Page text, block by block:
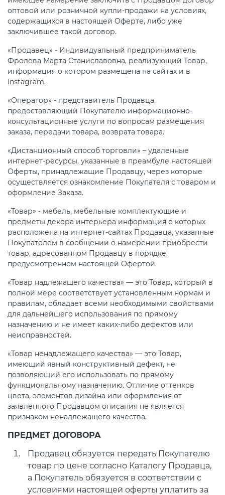
оптовой или розничной купли-продажи на условиях,
содержащихся в настоящей Оферте, либо уже
заключившее такой договор.
«Продавец» - Индивидуальный предприниматель
Фролова Марта Станиславовна, реализующий Товар,
информация о котором размещена на сайтах и в
Instagram.
«Оператор» - представитель Продавца,
предоставляющий Покупателю информационно-
консультационные услуги по вопросам размещения
заказа, передачи товара, возврата товара.
«Дистанционный способ торговли» – удаленные
интернет-ресурсы, указанные в преамбуле настоящей
Оферты, принадлежащие Продавцу, через которые
осуществляется ознакомление Покупателя с товаром и
оформление Заказа.
«Товар» - мебель, мебельные комплектующие и
предметы декора интерьера информация о которых
расположена на интернет-сайтах Продавца, указанные
Покупателем в сообщении о намерении приобрести
товар, адресованном Продавцу в порядке,
предусмотренном настоящей Офертой.
«Товар надлежащего качества» — это Товар, который в
полной мере соответствует установленным нормам и
правилам, обладает всеми необходимыми свойствами
для дальнейшего использования по прямому
назначению и не имеет каких-либо дефектов или
неисправностей.
«Товар ненадлежащего качества» — это Товар,
имеющий явный конструктивный дефект, не
позволяющий его использовать по прямому
функциональному назначению. Отличие оттенков
цвета, элементов дизайна или оформления от
заявленного Продавцом описания не является
признаком ненадлежащего качества.
ПРЕДМЕТ ДОГОВОРА
Продавец обязуется передать Покупателю
товар по цене согласно Каталогу Продавца,
а Покупатель обязуется в соответствии с
условиями настоящей оферты уплатить за